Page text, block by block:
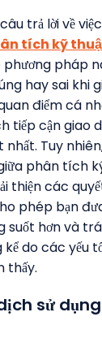
trả lời về
tích kỹ
pháp
hay sai khi
điểm cá
tiếp cận giao
nhất. Tuy
phân tích
thiện các
phép bạn
suốt hơn và
do các yếu
thấy.
sử